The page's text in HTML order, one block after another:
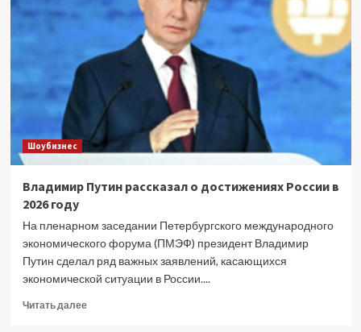
показала
фигуру
бикини
горячем
чане
(видео)
Шоубизнес
Владимир Путин рассказал о достижениях России в
2026 году
На пленарном заседании Петербургского международного
экономического форума (ПМЭФ) президент Владимир
Путин сделал ряд важных заявлений, касающихся
экономической ситуации в России....
Читать далееПрочитать